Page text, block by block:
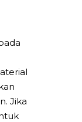
Jika